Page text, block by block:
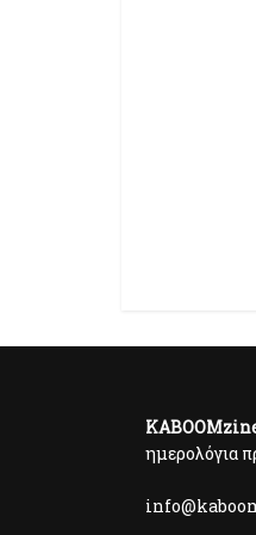
ημερολόγια